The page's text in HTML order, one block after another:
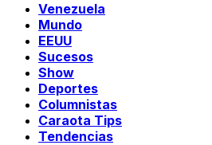
Venezuela
Mundo
EEUU
Sucesos
Show
Deportes
Columnistas
Caraota Tips
Tendencias